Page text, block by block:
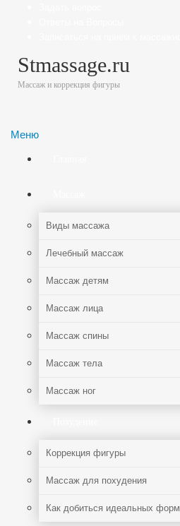
Stmassage.ru
Массаж и коррекция фигуры
Меню
Виды массажа
Лечебный массаж
Массаж детям
Массаж лица
Массаж спины
Массаж тела
Массаж ног
Коррекция фигуры
Массаж для похудения
Как добиться идеальных форм